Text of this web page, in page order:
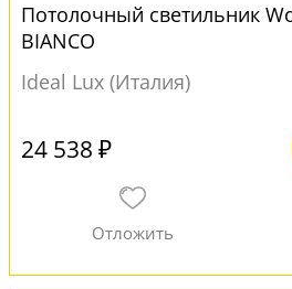
Потолочный светильник
BIANCO
Ideal Lux (Италия)
24 538 ₽